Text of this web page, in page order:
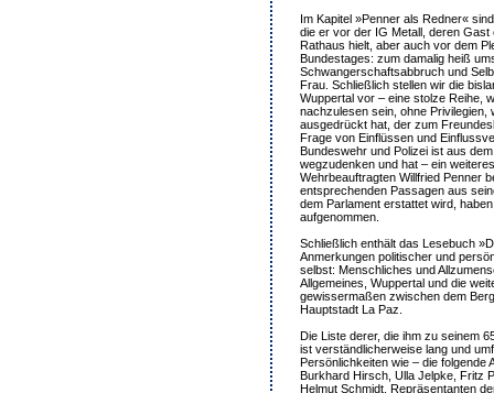
Im Kapitel »Penner als Redner«
die er vor der IG Metall, deren Gast
Rathaus hielt, aber auch vor dem
Bundestages: zum damalig heiß
Schwangerschaftsabbruch und
Frau. Schließlich stellen wir die
Wuppertal vor – eine stolze Reihe,
nachzulesen sein, ohne Privilegien,
ausgedrückt hat, der zum
Frage von Einflüssen und
Bundeswehr und Polizei ist aus
wegzudenken und hat – ein
Wehrbeauftragten Willfried Penner
entsprechenden Passagen aus
dem Parlament erstattet wird,
aufgenommen.
Schließlich enthält das Lesebuch
Anmerkungen politischer und
selbst: Menschliches und
Allgemeines, Wuppertal und die
gewissermaßen zwischen dem
Hauptstadt La Paz.
Die Liste derer, die ihm zu seinem
ist verständlicherweise lang und
Persönlichkeiten wie – die folgende
Burkhard Hirsch, Ulla Jelpke, Fritz
Helmut Schmidt, Repräsentanten